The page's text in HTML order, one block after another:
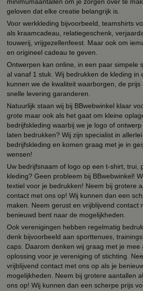
geloven dat elke creatie belangrijk is.
Voor werkkleding bijvoorbeeld, teamshirts
als kraamcadeau, relatiegeschenk,
touwerij, vrijgezellenfeest. Maar ook om
en origineel cadeau te geven.
Ontwerpen kan online, in een paar simpele
al vanaf 1 stuk. Wij bedrukken de kleding in
kunnen we de kwaliteit waarborgen, de prijs
snelle levering garanderen.
Natuurlijk staan wij bij BBwebwinkel klaar
grote maar ook als het gaat om kleine
bedrijfskleding waarbij we je logo of
laten bedrukken? Wij zijn specialist in
bedrijfskleding en komen graag met je in
wensen!
Uw bedrijfsnaam of logo op een t-shirt, trui,
kleding? Geen probleem bij BBwebwinkel!
textiel voor je bedrukken! Neem bij grotere
contact met ons op! Wij kunnen dan een
maken. Neem gerust en vrijblijvend contact
benieuwd bent naar de mogelijkheden.
Ook verenigingen hebben regelmatig
denk bijvoorbeeld aan sporttenues,
caps. Daarom denken wij graag met je mee
oplossing voor je vereniging of stichting.
vrijblijvend contact met ons op als je
mogelijkheden. Neem bij grotere aantallen
ons op! Wij kunnen dan een scherpe prijs